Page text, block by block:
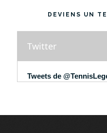
DEVIENS UN
Twitter
Tweets de